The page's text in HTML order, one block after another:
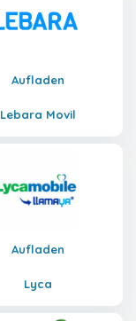
Aufladen
Lebara Movil
Aufladen
Lyca